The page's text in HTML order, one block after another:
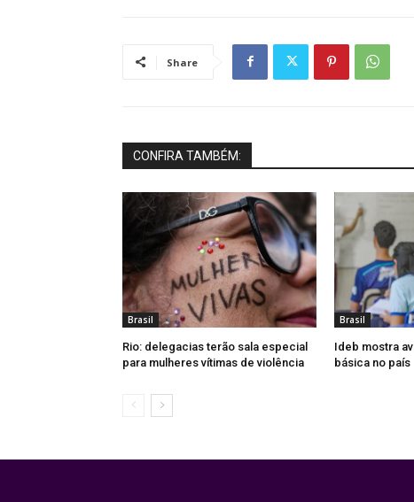
Share
CONFIRA TAMBÉM:
Brasil
Rio: delegacias terão sala especial
para mulheres vítimas de violência
Brasil
Ideb mostra
básica no país